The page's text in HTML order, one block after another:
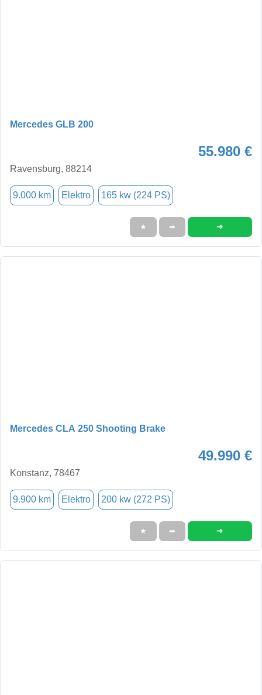
Mercedes GLB 200
55.980 €
Ravensburg, 88214
9.000 km Elektro 165 kw (224 PS)
★ ➦ ➜
Mercedes CLA 250 Shooting Brake
49.990 €
Konstanz, 78467
9.900 km Elektro 200 kw (272 PS)
★ ➦ ➜